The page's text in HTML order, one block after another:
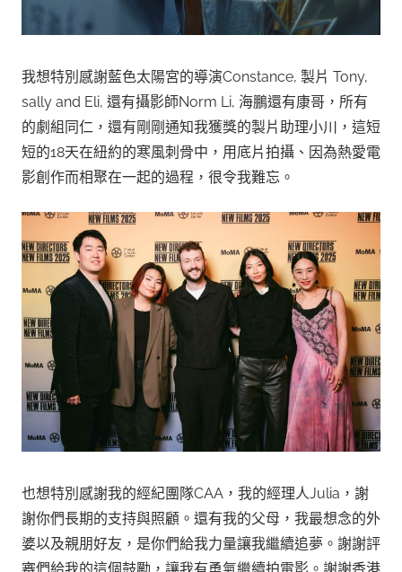
我想特別感謝藍色太陽宮的導演Constance, 製片 Tony,
sally and Eli, 還有攝影師Norm Li, 海鵬還有康哥，所有
的劇組同仁，還有剛剛通知我獲獎的製片助理小川，這短
短的18天在紐約的寒風刺骨中，用底片拍攝、因為熱愛電
影創作而相聚在一起的過程，很令我難忘。
也想特別感謝我的經紀團隊CAA，我的經理人Julia，謝
謝你們長期的支持與照顧。還有我的父母，我最想念的外
婆以及親朋好友，是你們給我力量讓我繼續追夢。謝謝評